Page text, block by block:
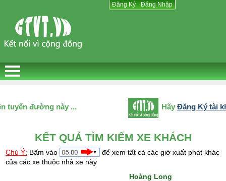
Đăng Ký Đăng Nhập
Đăng Ký Đăng Nhập
tuyến đường này ... HãyĐăng Ký
KẾT QUẢ TÌM KIẾM XE KHÁCH
Chú Ý: Bấm vào
để xem tất cả các giờ xuất phát khác
của các xe thuộc nhà xe này
Hoàng Long